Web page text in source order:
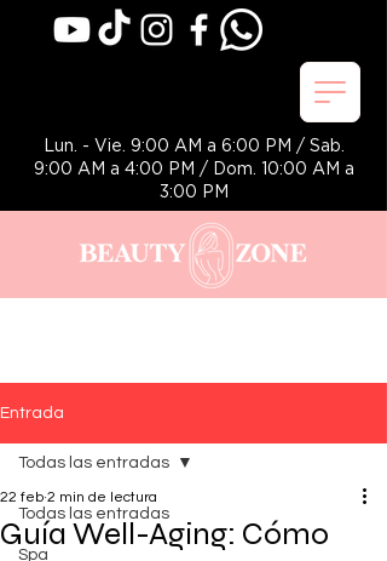
Lun. - Vie. 9:00 AM a 6:00 PM / Sab.
9:00 AM a 4:00 PM / Dom. 10:00 AM a
3:00 PM
Entrada
Todas las entradas
Spa
Todas las entradas
Guía Well-Aging: Cómo
22 feb 2 min de lectura